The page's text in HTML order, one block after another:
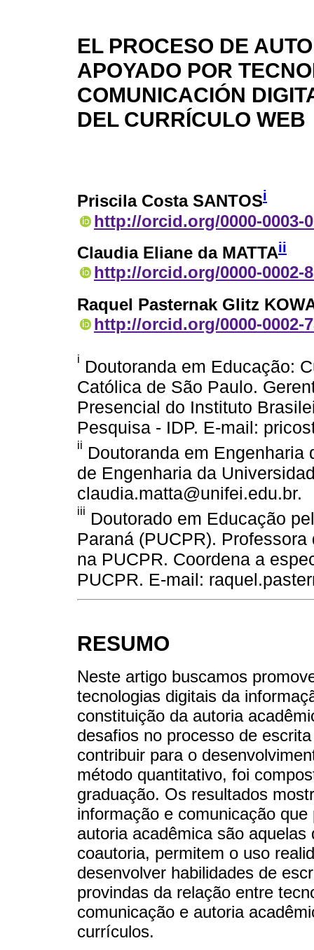
EL PROCESO DE
APOYADO POR
COMUNICACIÓN
DEL CURRÍCULO WEB
Priscila Costa SANTOSi
http://orcid.org/0000-0003-
Claudia Eliane da MATTAii
http://orcid.org/0000-0002-
Raquel Pasternak Glitz
http://orcid.org/0000-0002-
i Doutoranda em Educação:
Católica de São Paulo.
Presencial do Instituto
Pesquisa - IDP. E-mail:
ii Doutoranda em
de Engenharia da
claudia.matta@unifei.edu.br.
iii Doutorado em Educação
Paraná (PUCPR).
na PUCPR. Coordena a
PUCPR. E-mail:
RESUMO
Neste artigo buscamos
tecnologias digitais da
constituição da autoria
desafios no processo de
contribuir para o
método quantitativo, foi
graduação. Os resultados
informação e comunicação
autoria acadêmica são
coautoria, permitem o uso
desenvolver habilidades de
provindas da relação entre
comunicação e autoria
currículos.